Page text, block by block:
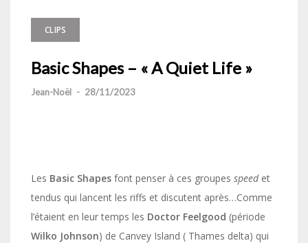
CLIPS
Basic Shapes – « A Quiet Life »
Jean-Noël - 28/11/2023
Les Basic Shapes font penser à ces groupes speedet
tendus qui lancent les riffs et discutent après…Comme
l’étaient en leur temps les Doctor Feelgood (période
Wilko Johnson) de Canvey Island ( Thames delta) qui